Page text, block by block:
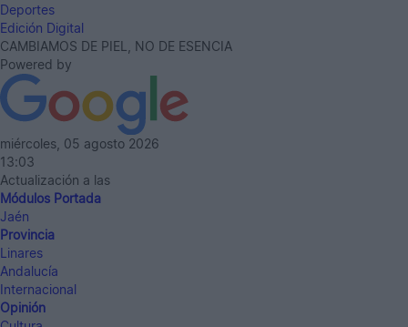
Deportes
Edición Digital
CAMBIAMOS DE PIEL, NO DE ESENCIA
Powered by
miércoles, 05 agosto 2026
13:03
Actualización a las
Módulos Portada
Jaén
Provincia
Linares
Andalucía
Internacional
Opinión